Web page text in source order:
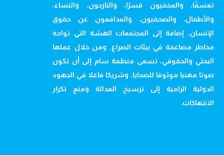
تعسفًا، والمخفيون قسرًا، والنازحون، والنساء،
والأطفال، والصحفيون، والمدافعون عن حقوق
الإنسان، إضافة إلى المجتمعات الهشة التي تواجه
مخاطر مضاعفة في بيئات الصراع. ومن خلال عملها
البحثي والحقوقي، تسعى منظمة سام إلى أن تكون
صوتا مهنيا موثوقا للضحايا، وشريكا فاعلا في الجهود
الدولية الرامية إلى ترسيخ العدالة ومنع تكرار
الانتهاكات.